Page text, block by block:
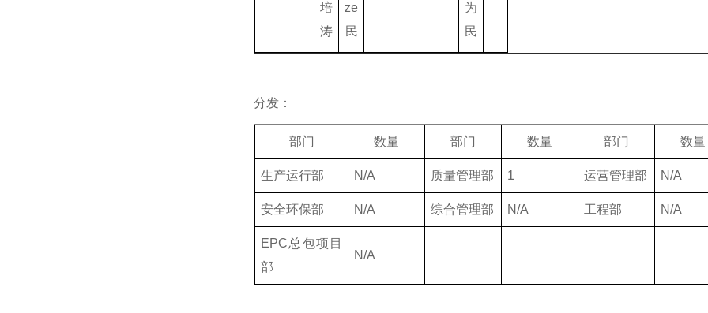
培
涛
ze
民
为
民
分发：
部门 数量 部门 数量 部门 数量
生产运行部 N/A 质量管理部 1 运营管理部 N/A
安全环保部 N/A 综合管理部 N/A 工程部 N/A
EPC总包项目
部
N/A